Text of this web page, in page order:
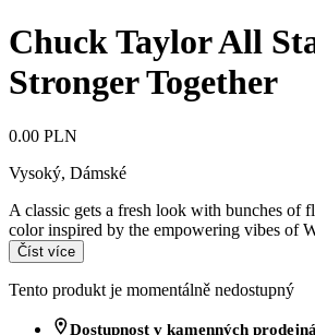
Chuck Taylor All
Stronger Together
0.00 PLN
Vysoký, Dámské
A classic gets a fresh look with bunches of
color inspired by the empowering vibes of
Číst více
Tento produkt je momentálně nedostupný
Dostupnost v kamenných